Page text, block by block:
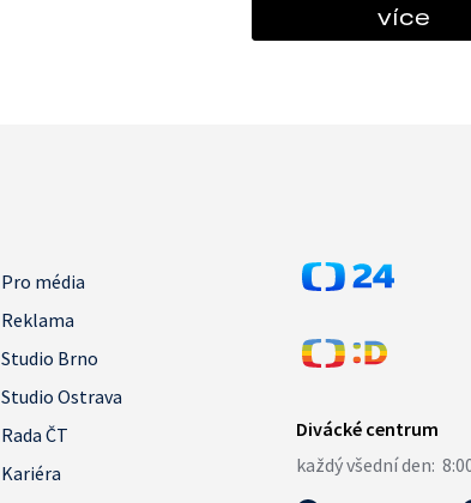
více
Pro média
Reklama
Studio Brno
Studio Ostrava
Rada ČT
Kariéra